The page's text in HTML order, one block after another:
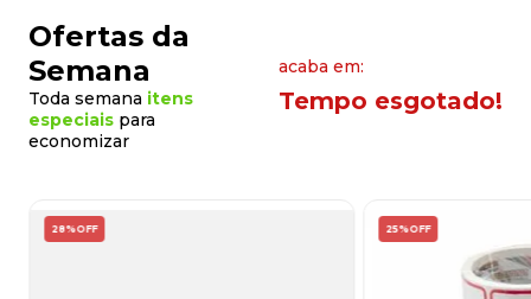
Ofertas da
Semana
Toda semana itens
especiais para
economizar
acaba em:
Tempo esgotado!
28%OFF 25%OFF
10 º caixa organizadora